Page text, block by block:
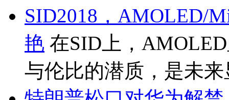
SID2018，AMOLED/
艳 在SID上，
与伦比的潜质，是未